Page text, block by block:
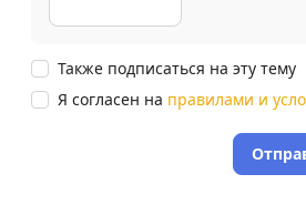
Также подписаться на эту тему
Я согласен на правилами и